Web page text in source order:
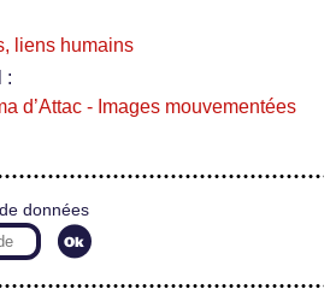
liens humains
:
d’Attac - Images mouvementées
données